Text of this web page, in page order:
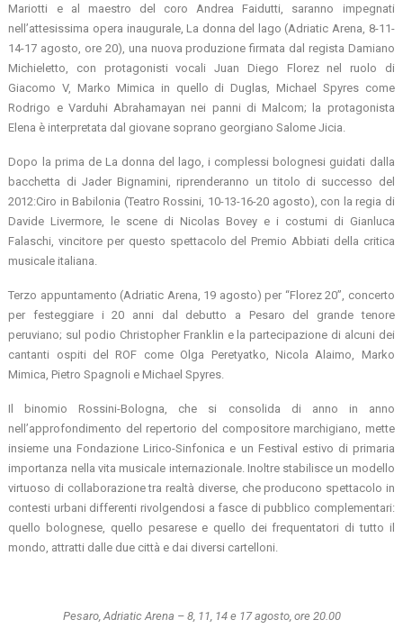
Mariotti e al maestro del coro Andrea Faidutti, saranno impegnati
nell’attesissima opera inaugurale, La donna del lago (Adriatic Arena, 8-11-
14-17 agosto, ore 20), una nuova produzione firmata dal regista Damiano
Michieletto, con protagonisti vocali Juan Diego Florez nel ruolo di
Giacomo V, Marko Mimica in quello di Duglas, Michael Spyres come
Rodrigo e Varduhi Abrahamayan nei panni di Malcom; la protagonista
Elena è interpretata dal giovane soprano georgiano Salome Jicia.
Dopo la prima de La donna del lago, i complessi bolognesi guidati dalla
bacchetta di Jader Bignamini, riprenderanno un titolo di successo del
2012:Ciro in Babilonia (Teatro Rossini, 10-13-16-20 agosto), con la regia di
Davide Livermore, le scene di Nicolas Bovey e i costumi di Gianluca
Falaschi, vincitore per questo spettacolo del Premio Abbiati della critica
musicale italiana.
Terzo appuntamento (Adriatic Arena, 19 agosto) per “Florez 20”, concerto
per festeggiare i 20 anni dal debutto a Pesaro del grande tenore
peruviano; sul podio Christopher Franklin e la partecipazione di alcuni dei
cantanti ospiti del ROF come Olga Peretyatko, Nicola Alaimo, Marko
Mimica, Pietro Spagnoli e Michael Spyres.
Il binomio Rossini-Bologna, che si consolida di anno in anno
nell’approfondimento del repertorio del compositore marchigiano, mette
insieme una Fondazione Lirico-Sinfonica e un Festival estivo di primaria
importanza nella vita musicale internazionale. Inoltre stabilisce un modello
virtuoso di collaborazione tra realtà diverse, che producono spettacolo in
contesti urbani differenti rivolgendosi a fasce di pubblico complementari:
quello bolognese, quello pesarese e quello dei frequentatori di tutto il
mondo, attratti dalle due città e dai diversi cartelloni.
Pesaro, Adriatic Arena – 8, 11, 14 e 17 agosto, ore 20.00